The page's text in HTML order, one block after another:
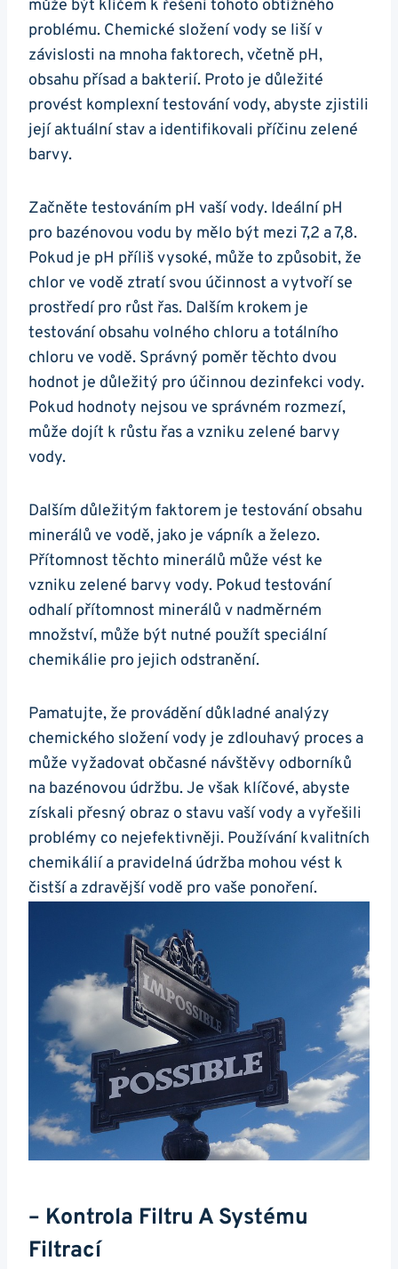
může být klíčem k řešení tohoto obtížného
problému. Chemické složení vody se liší v
závislosti na mnoha faktorech, včetně pH,
obsahu přísad a bakterií. Proto je důležité
provést komplexní testování vody, abyste zjistili
její aktuální stav a identifikovali příčinu zelené
barvy.
Začněte testováním pH vaší vody. Ideální pH
pro bazénovou vodu by mělo být mezi 7,2 a 7,8.
Pokud je pH příliš vysoké, může to způsobit, že
chlor ve vodě ztratí svou účinnost a vytvoří se
prostředí pro růst řas. Dalším krokem je
testování obsahu volného chloru a totálního
chloru ve vodě. Správný poměr těchto dvou
hodnot je důležitý pro účinnou dezinfekci vody.
Pokud hodnoty nejsou ve správném rozmezí,
může dojít k růstu řas a vzniku zelené barvy
vody.
Dalším důležitým faktorem je testování obsahu
minerálů ve vodě, jako je vápník a železo.
Přítomnost těchto minerálů může vést ke
vzniku zelené barvy vody. Pokud testování
odhalí přítomnost minerálů v nadměrném
množství, může být nutné použít speciální
chemikálie pro jejich odstranění.
Pamatujte, že provádění důkladné analýzy
chemického složení vody je zdlouhavý proces a
může vyžadovat občasné návštěvy odborníků
na bazénovou údržbu. Je však klíčové, abyste
získali přesný obraz o stavu vaší vody a vyřešili
problémy co nejefektivněji. Používání kvalitních
chemikálií a pravidelná údržba mohou vést k
čistší a zdravější vodě pro vaše ponoření.
– Kontrola Filtru A Systému
Filtrací